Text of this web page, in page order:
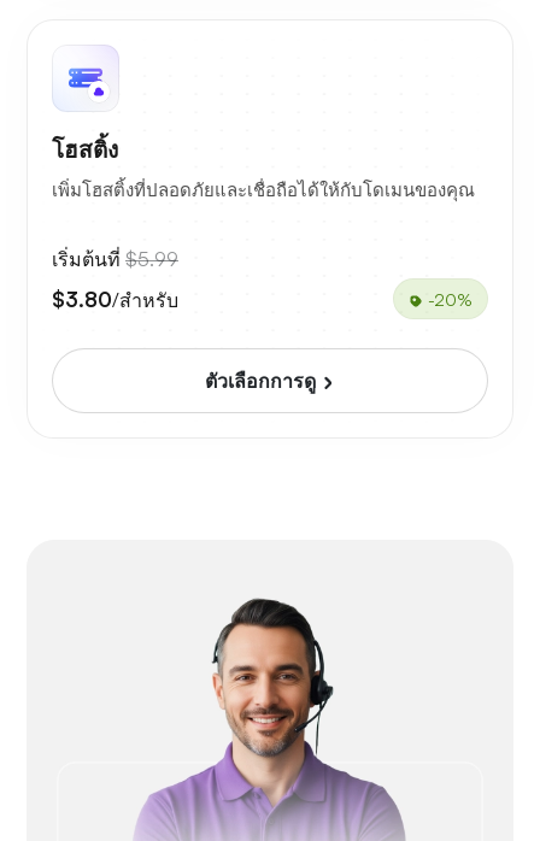
โฮสติ้ง
เพิ่มโฮสติ้งที่ปลอดภัยและเชื่อถือได้ให้กับโดเมนของคุณ
เริ่มต้นที่ $5.99
$3.80/สำหรับ -20%
ตัวเลือกการดู